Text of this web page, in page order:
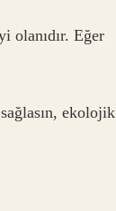
olanıdır. Eğer
ekolojik